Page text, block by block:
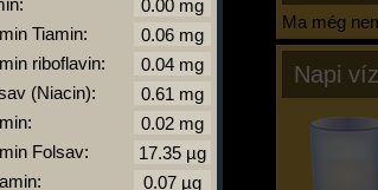
Ma még
Napi
Tiamin:
riboflavin:
(Niacin):
Folsav: